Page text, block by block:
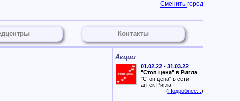
Сменить город
Контакты
Акции
01.02.22 - 31.03.22
"Стоп цена" в Ригла
"Стоп цена" в сети
аптек Ригла
(Подробнее... )